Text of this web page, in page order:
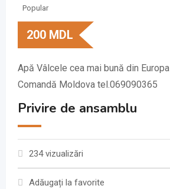
Popular
200 MDL
Apă Vâlcele cea mai bună din Europa
Comandă Moldova tel.069090365
Privire de ansamblu
234 vizualizări
Adăugați la favorite